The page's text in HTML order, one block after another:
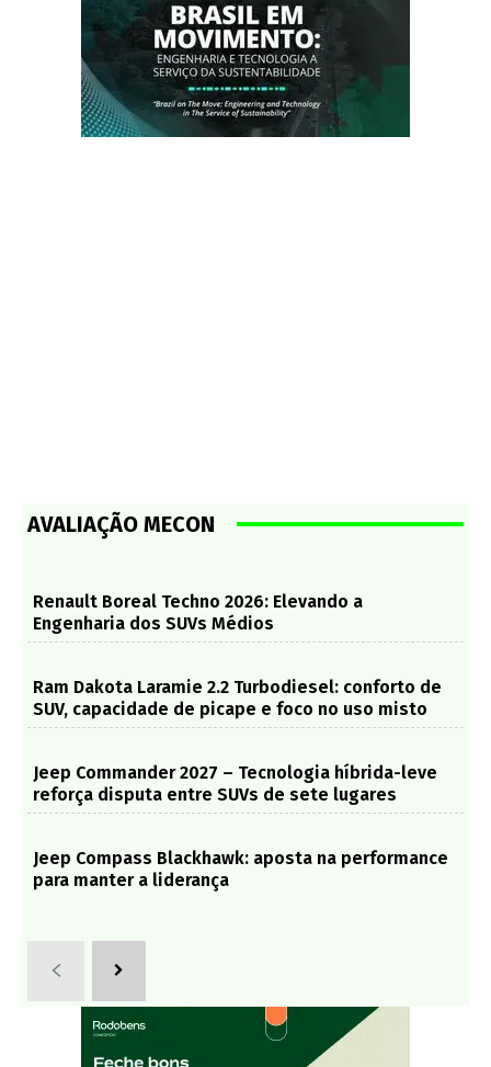
AVALIAÇÃO MECON
Renault Boreal Techno 2026: Elevando a
Engenharia dos SUVs Médios
Ram Dakota Laramie 2.2 Turbodiesel: conforto de
SUV, capacidade de picape e foco no uso misto
Jeep Commander 2027 – Tecnologia híbrida-leve
reforça disputa entre SUVs de sete lugares
Jeep Compass Blackhawk: aposta na performance
para manter a liderança